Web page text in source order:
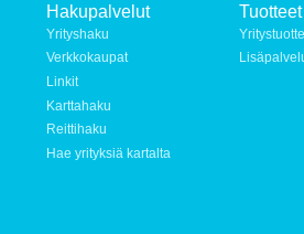
Hakupalvelut
Yrityshaku
Verkkokaupat
Linkit
Karttahaku
Reittihaku
Hae yrityksiä kartalta